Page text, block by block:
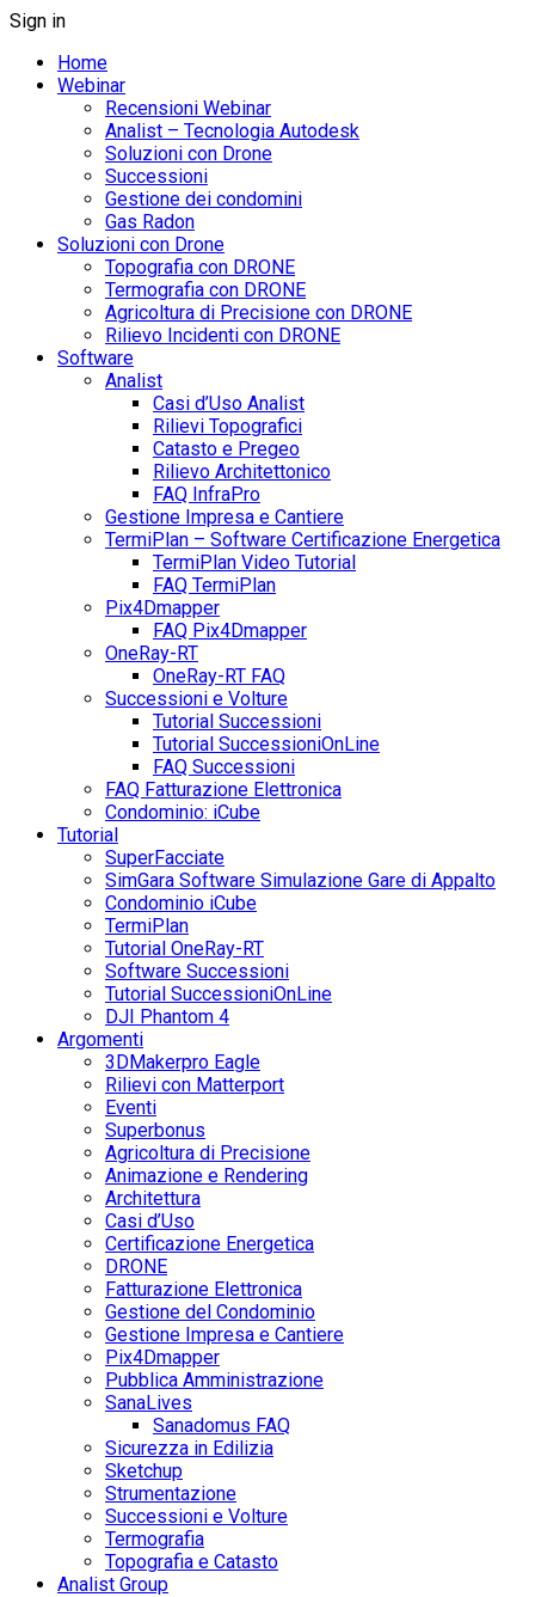
Sign in
Home
Webinar
Recensioni Webinar
Analist – Tecnologia Autodesk
Soluzioni con Drone
Successioni
Gestione dei condomini
Gas Radon
Soluzioni con Drone
Topografia con DRONE
Termografia con DRONE
Agricoltura di Precisione con DRONE
Rilievo Incidenti con DRONE
Software
Analist
Casi d’Uso Analist
Rilievi Topografici
Catasto e Pregeo
Rilievo Architettonico
FAQ InfraPro
Gestione Impresa e Cantiere
TermiPlan – Software Certificazione Energetica
TermiPlan Video Tutorial
FAQ TermiPlan
Pix4Dmapper
FAQ Pix4Dmapper
OneRay-RT
OneRay-RT FAQ
Successioni e Volture
Tutorial Successioni
Tutorial SuccessioniOnLine
FAQ Successioni
FAQ Fatturazione Elettronica
Condominio: iCube
Tutorial
SuperFacciate
SimGara Software Simulazione Gare di Appalto
Condominio iCube
TermiPlan
Tutorial OneRay-RT
Software Successioni
Tutorial SuccessioniOnLine
DJI Phantom 4
Argomenti
3DMakerpro Eagle
Rilievi con Matterport
Eventi
Superbonus
Agricoltura di Precisione
Animazione e Rendering
Architettura
Casi d’Uso
Certificazione Energetica
DRONE
Fatturazione Elettronica
Gestione del Condominio
Gestione Impresa e Cantiere
Pix4Dmapper
Pubblica Amministrazione
SanaLives
Sanadomus FAQ
Sicurezza in Edilizia
Sketchup
Strumentazione
Successioni e Volture
Termografia
Topografia e Catasto
Analist Group